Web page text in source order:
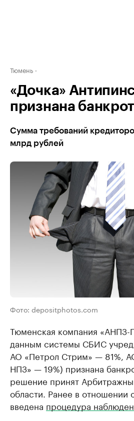
Тюмень
«Дочка»
признана
Сумма требований
млрд рублей
Фото: depositphotos.com
Тюменская компания «АНПЗ-
данным системы СБИС
АО «Петрол Стрим» — 81%,
НПЗ» — 19%) признана
решение принят
области. Ранее в отношении
введена процедура